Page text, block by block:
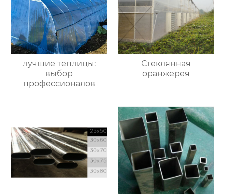
лучшие теплицы:
выбор
профессионалов
Стеклянная
оранжерея